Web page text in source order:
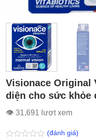
Visionace Original
diện cho sức khỏe
👁 31,691 lượt xem
(đánh giá)